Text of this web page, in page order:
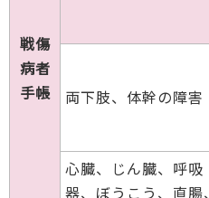
戦傷
病者
手帳
両下肢、体幹の障害
心臓、じん臓、呼吸
器、ぼうこう、直腸、